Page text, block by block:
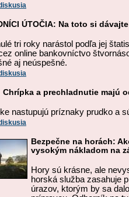
ÚTOČIA: Na toto si
tri roky narástol podľa jej
online bankovníctvo
aj neúspešné.
Chrípka a prechladnutie majú
nastupujú príznaky prudko a
Bezpečne na horách:
vysokým nákladom na
Hory sú krásne, ale
horská služba zasahuje
úrazov, ktorým by sa